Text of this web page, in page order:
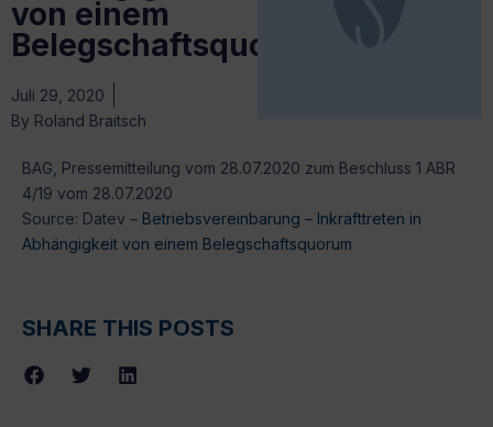
von einem
Belegschaftsquorum
Juli 29, 2020
By Roland Braitsch
BAG, Pressemitteilung vom 28.07.2020 zum Beschluss 1 ABR
4/19 vom 28.07.2020
Source: Datev – Betriebsvereinbarung – Inkrafttreten in
Abhängigkeit von einem Belegschaftsquorum
SHARE THIS POSTS